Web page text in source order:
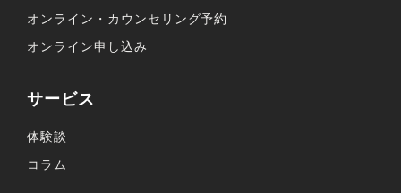
オンライン・カウンセリング予約
オンライン申し込み
サービス
体験談
コラム